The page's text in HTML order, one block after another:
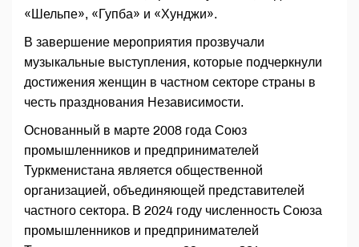
«Шельпе», «Гупба» и «Хунджи».
В завершение мероприятия прозвучали
музыкальные выступления, которые подчеркнули
достижения женщин в частном секторе страны в
честь празднования Независимости.
Основанный в марте 2008 года Союз
промышленников и предпринимателей
Туркменистана является общественной
организацией, объединяющей представителей
частного сектора. В 2024 году численность Союза
промышленников и предпринимателей